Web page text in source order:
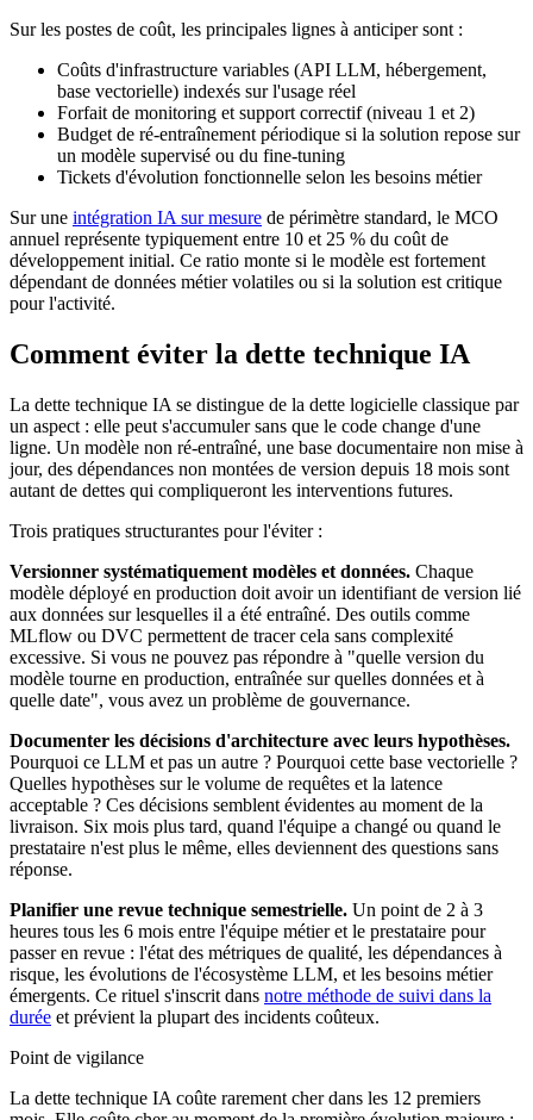
Sur les postes de coût, les principales lignes à anticiper sont :
Coûts d'infrastructure variables (API LLM, hébergement,
base vectorielle) indexés sur l'usage réel
Forfait de monitoring et support correctif (niveau 1 et 2)
Budget de ré-entraînement périodique si la solution repose sur
un modèle supervisé ou du fine-tuning
Tickets d'évolution fonctionnelle selon les besoins métier
Sur une intégration IA sur mesure de périmètre standard, le MCO
annuel représente typiquement entre 10 et 25 % du coût de
développement initial. Ce ratio monte si le modèle est fortement
dépendant de données métier volatiles ou si la solution est critique
pour l'activité.
Comment éviter la dette technique IA
La dette technique IA se distingue de la dette logicielle classique par
un aspect : elle peut s'accumuler sans que le code change d'une
ligne. Un modèle non ré-entraîné, une base documentaire non mise à
jour, des dépendances non montées de version depuis 18 mois sont
autant de dettes qui compliqueront les interventions futures.
Trois pratiques structurantes pour l'éviter :
Versionner systématiquement modèles et données. Chaque
modèle déployé en production doit avoir un identifiant de version lié
aux données sur lesquelles il a été entraîné. Des outils comme
MLflow ou DVC permettent de tracer cela sans complexité
excessive. Si vous ne pouvez pas répondre à "quelle version du
modèle tourne en production, entraînée sur quelles données et à
quelle date", vous avez un problème de gouvernance.
Documenter les décisions d'architecture avec leurs hypothèses.
Pourquoi ce LLM et pas un autre ? Pourquoi cette base vectorielle ?
Quelles hypothèses sur le volume de requêtes et la latence
acceptable ? Ces décisions semblent évidentes au moment de la
livraison. Six mois plus tard, quand l'équipe a changé ou quand le
prestataire n'est plus le même, elles deviennent des questions sans
réponse.
Planifier une revue technique semestrielle. Un point de 2 à 3
heures tous les 6 mois entre l'équipe métier et le prestataire pour
passer en revue : l'état des métriques de qualité, les dépendances à
risque, les évolutions de l'écosystème LLM, et les besoins métier
émergents. Ce rituel s'inscrit dans notre méthode de suivi dans la
durée et prévient la plupart des incidents coûteux.
Point de vigilance
La dette technique IA coûte rarement cher dans les 12 premiers